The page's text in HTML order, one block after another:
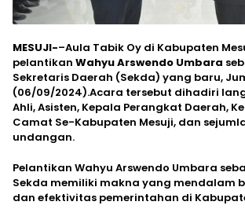
MESUJI-–Aula Tabik Oy di Kabupaten
pelantikan Wahyu Arswendo Umbara
Sekretaris Daerah (Sekda) yang baru,
(06/09/2024).Acara tersebut dihadiri
Ahli, Asisten, Kepala Perangkat Daerah,
Camat Se-Kabupaten Mesuji, dan
undangan.
Pelantikan Wahyu Arswendo Umbara
Sekda memiliki makna yang mendalam
dan efektivitas pemerintahan di